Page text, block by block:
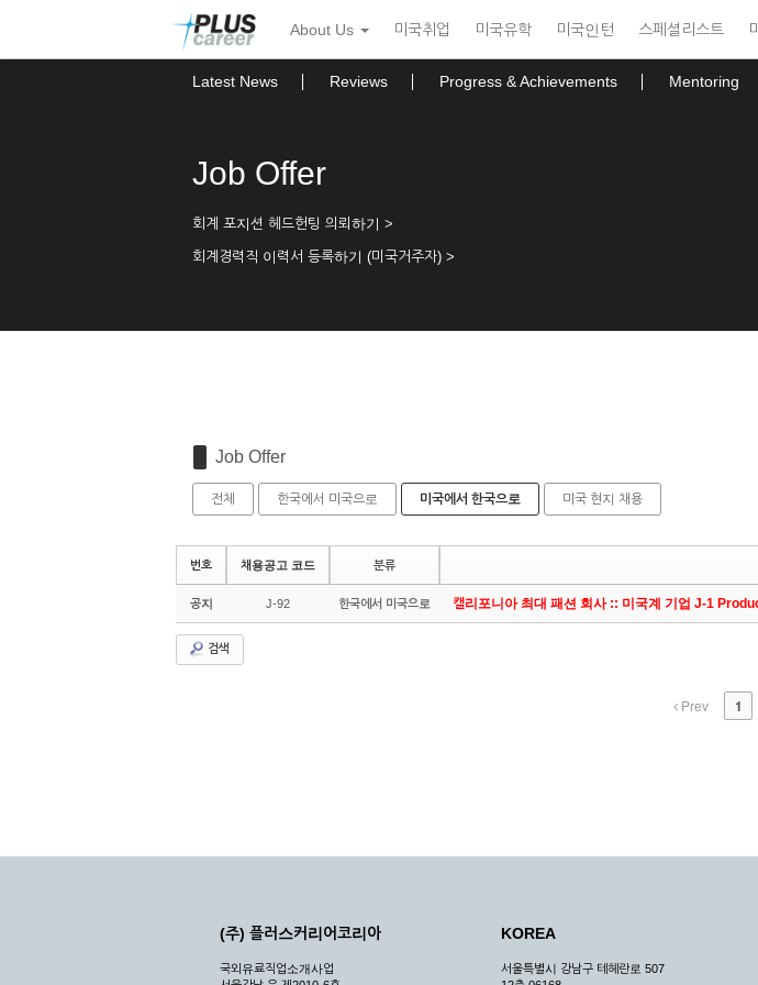
뉴
토
About Us 미국취업 미국유학 미국인턴 스페셜리스트
Latest News Reviews Progress & Achievements Mentoring
Job Offer
회계 포지션 헤드헌팅 의뢰하기 >
회계경력직 이력서 등록하기 (미국거주자) >
Job Offer
전체 한국에서 미국으로 미국에서 한국으로 미국 현지 채용
번호 채용공고 코드 분류
공지 J-92 한국에서 미국으로 캘리포니아 최대 패션 회사 :: 미국계 기업 J-1
검색
Prev 1
(주) 플러스커리어코리아
국외유료직업소개사업
KOREA
서울특별시 강남구 테헤란로 507